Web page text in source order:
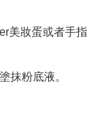
美妝蛋或者手指
抹粉底液。